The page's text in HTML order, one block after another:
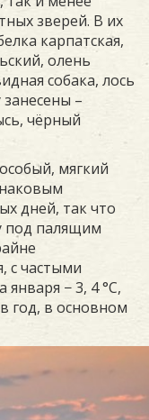
зверей. В их
карпатская,
олень
собака, лось
–
чёрный
мягкий
дней, так что
под палящим
с частыми
− 3, 4 °C,
год, в основном